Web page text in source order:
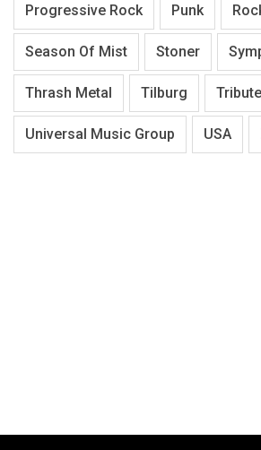
Progressive Rock Punk
Season Of Mist Stoner
Thrash Metal Tilburg Tribute
Universal Music Group USA